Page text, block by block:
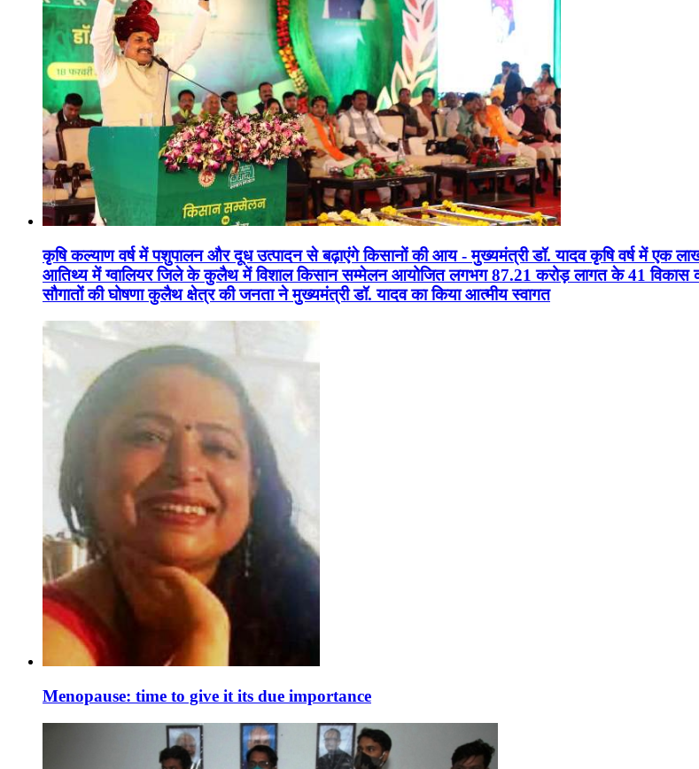
कृषि कल्याण वर्ष में पशुपालन और दूध उत्पादन से बढ़ाएंगे किसानों की आय - मुख्यमंत्री डॉ. यादव कृषि वर्ष में एक
आतिथ्य में ग्वालियर जिले के कुलैथ में विशाल किसान सम्मेलन आयोजित लगभग 87.21 करोड़ लागत के 41 विकास
सौगातों की घोषणा कुलैथ क्षेत्र की जनता ने मुख्यमंत्री डॉ. यादव का किया आत्मीय स्वागत
Menopause: time to give it its due importance